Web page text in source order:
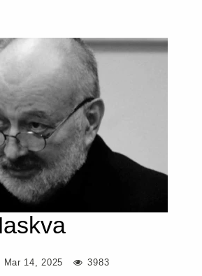
Mar 14, 2025 3983